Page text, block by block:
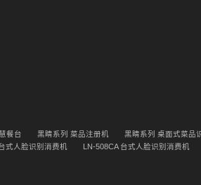
餐台 黑睛系列 菜品注册机 黑睛系列 桌面式菜品
式人脸识别消费机 LN-508CA 台式人脸识别消费机